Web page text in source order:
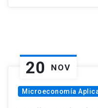
20 NOV
Microeconomía